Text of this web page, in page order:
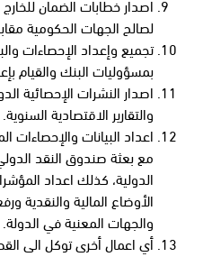
لصالح الجهات الحكومية
تجميع وإعداد الإحصاءات
بمسؤوليات البنك والقيام
اصدار النشرات الإحصائية
والتقارير الاقتصادية السنوية.
اعداد البيانات والإحصاءات
مع بعثة صندوق النقد
الدولية، كذلك اعداد
الأوضاع المالية والنقدية
والجهات المعنية في الدولة.
أي اعمال أخرى توكل الى